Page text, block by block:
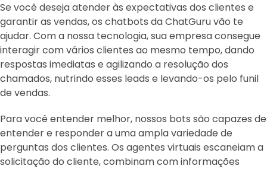
Se você deseja atender às expectativas dos clientes e
garantir as vendas, os chatbots da ChatGuru vão te
ajudar. Com a nossa tecnologia, sua empresa consegue
interagir com vários clientes ao mesmo tempo, dando
respostas imediatas e agilizando a resolução dos
chamados, nutrindo esses leads e levando-os pelo funil
de vendas.
Para você entender melhor, nossos bots são capazes de
entender e responder a uma ampla variedade de
perguntas dos clientes. Os agentes virtuais escaneiam a
solicitação do cliente, combinam com informações